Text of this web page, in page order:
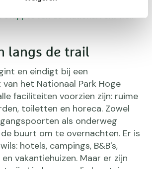
etappes van de ‘National Park Trail’
langs de trail
en eindigt bij een
het Nationaal Park Hoge
faciliteiten voorzien zijn: ruime
toiletten en horeca. Zowel
als onderweg
buurt om te overnachten. Er is
hotels, campings, B&B's,
vakantiehuizen. Maar er zijn